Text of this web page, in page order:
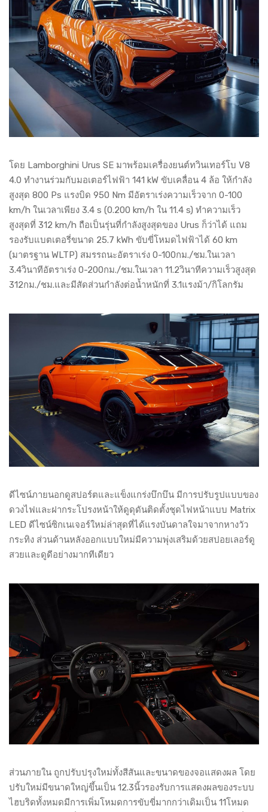
โดย Lamborghini Urus SE มาพร้อมเครื่องยนต์ทวินเทอร์โบ V8
4.0 ทำงานร่วมกับมอเตอร์ไฟฟ้า 141 kW ขับเคลื่อน 4 ล้อ ให้กำลัง
สูงสุด 800 Ps แรงบิด 950 Nm มีอัตราเร่งความเร็วจาก 0-100
km/h ในเวลาเพียง 3.4 s (0.200 km/h ใน 11.4 s) ทำความเร็ว
สูงสุดที่ 312 km/h ถือเป็นรุ่นที่กำลังสูงสุดของ Urus ก็ว่าได้ แถม
รองรับแบตเตอรี่ขนาด 25.7 kWh ขับขี่โหมดไฟฟ้าได้ 60 km
(มาตรฐาน WLTP) สมรรถนะอัตราเร่ง 0-100กม./ชม.ในเวลา
3.4วินาทีอัตราเร่ง 0-200กม./ชม.ในเวลา 11.2วินาทีความเร็วสูงสุด
312กม./ชม.และมีสัดส่วนกำลังต่อน้ำหนักที่ 3.1แรงม้า/กิโลกรัม
ดีไซน์ภายนอกดูสปอร์ตและแข็งแกร่งบึกบึน มีการปรับรูปแบบของ
ดวงไฟและฝากระโปรงหน้าให้ดูดุดันติดตั้งชุดไฟหน้าแบบ Matrix
LED ดีไซน์ซิกเนเจอร์ใหม่ล่าสุดที่ได้แรงบันดาลใจมาจากหางวัว
กระทิง ส่วนด้านหลังออกแบบใหม่มีความพุ่งเสริมด้วยสปอยเลอร์ดู
สวยและดูดีอย่างมากทีเดียว
ส่วนภายใน ถูกปรับปรุงใหม่ทั้งสีสันและขนาดของจอแสดงผล โดย
ปรับใหม่มีขนาดใหญ่ขึ้นเป็น 12.3นิ้วรองรับการแสดงผลของระบบ
ไฮบริดทั้งหมดมีการเพิ่มโหมดการขับขี่มากกว่าเดิมเป็น 11โหมด